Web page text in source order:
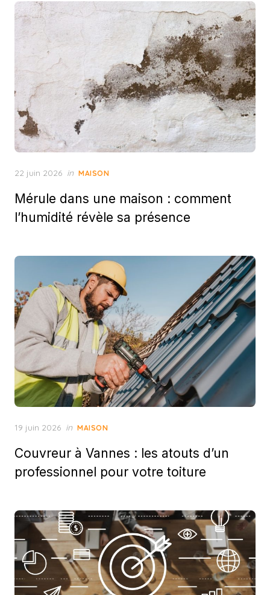
Posted
22 juin 2026 in MAISON
Mérule dans une maison : comment
l’humidité révèle sa présence
Posted
19 juin 2026 in MAISON
Couvreur à Vannes : les atouts d’un
professionnel pour votre toiture